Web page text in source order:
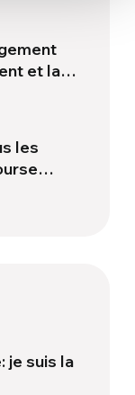
et la
les
je suis la